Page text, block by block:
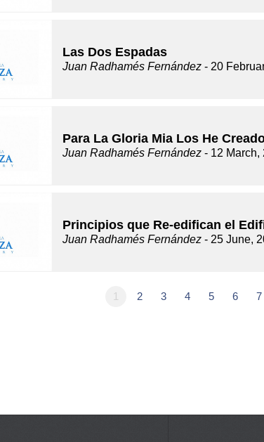
Las Dos Espadas
Juan Radhamés Fernández - 20
Para La Gloria Mia Los He
Juan Radhamés Fernández - 12 March,
Principios que Re-edifican el
Juan Radhamés Fernández - 25 June,
1 2 3 4 5 6 7